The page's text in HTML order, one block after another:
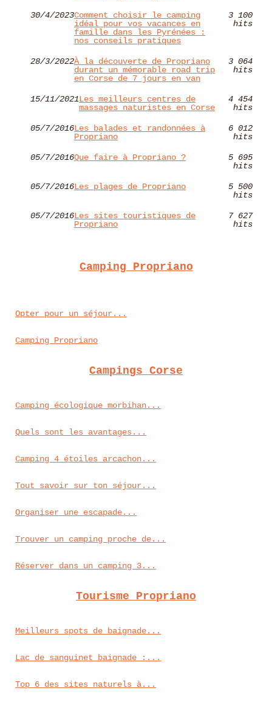
30/4/2023Comment choisir le camping
idéal pour vos vacances en
famille dans les Pyrénées :
nos conseils pratiques
3 100
hits
28/3/2022À la découverte de Propriano
durant un mémorable road trip
en Corse de 7 jours en van
3 064
hits
15/11/2021Les meilleurs centres de
massages naturistes en Corse
4 454
hits
05/7/2016Les balades et randonnées à
Propriano
6 012
hits
05/7/2016Que faire à Propriano ?
5 695
hits
05/7/2016Les plages de Propriano
5 500
hits
05/7/2016Les sites touristiques de
Propriano
7 627
hits
Camping Propriano
Opter pour un séjour...
Camping Propriano
Campings Corse
Camping écologique morbihan...
Quels sont les avantages...
Camping 4 étoiles arcachon...
Tout savoir sur ton séjour...
Organiser une escapade...
Trouver un camping proche de...
Réserver dans un camping 3...
Tourisme Propriano
Meilleurs spots de baignade...
Lac de sanguinet baignade :...
Top 6 des sites naturels à...